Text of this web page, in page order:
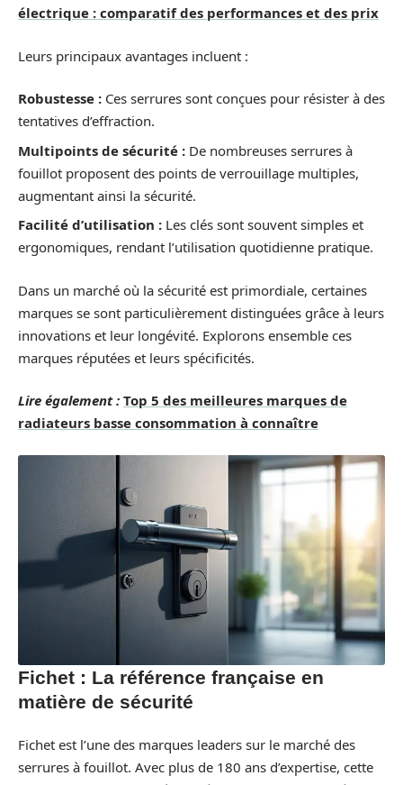
électrique : comparatif des performances et des prix
Leurs principaux avantages incluent :
Robustesse : Ces serrures sont conçues pour résister à des
tentatives d’effraction.
Multipoints de sécurité : De nombreuses serrures à
fouillot proposent des points de verrouillage multiples,
augmentant ainsi la sécurité.
Facilité d’utilisation : Les clés sont souvent simples et
ergonomiques, rendant l’utilisation quotidienne pratique.
Dans un marché où la sécurité est primordiale, certaines
marques se sont particulièrement distinguées grâce à leurs
innovations et leur longévité. Explorons ensemble ces
marques réputées et leurs spécificités.
Lire également : Top 5 des meilleures marques de
radiateurs basse consommation à connaître
Fichet : La référence française en
matière de sécurité
Fichet est l’une des marques leaders sur le marché des
serrures à fouillot. Avec plus de 180 ans d’expertise, cette